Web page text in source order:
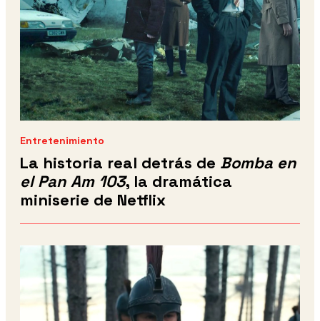
Entretenimiento
La historia real detrás de Bomba en
el Pan Am 103, la dramática
miniserie de Netflix